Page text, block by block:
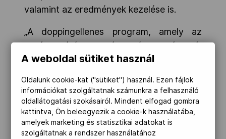
valamint az eredmények kezelése is.
„A doppingellenes program, amely az
Európa Játékokon lépett életbe, átfogó,
masszív és kockázatalapú volt, a
felügyelő bizottság nevében pedig
szeretnék gratulálni az Európai Olimpiai
Bizottságnak (EOC) és a minszki Európa
Játékok Szervezőbizottságának
(MEGOC) áldozatos munkájukért, a tiszta
A weboldal sütiket használ
Oldalunk cookie-kat ("sütiket") használ. Ezen fájlok
információkat szolgáltatnak számunkra a felhasználó
oldallátogatási szokásairól. Mindent elfogad gombra
kattintva, Ön beleegyezik a cookie-k használatába,
amelyek marketing és statisztikai adatokat is
szolgáltatnak a rendszer használatához